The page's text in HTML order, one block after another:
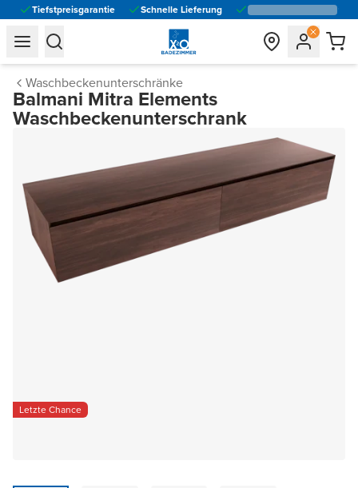
Tiefstpreisgarantie Schnelle Lieferung
general.navigation.toggle_menu.label
general.navigation.toggle_menu.label
Waschbeckenunterschränke
Balmani Mitra Elements
Waschbeckenunterschrank
Letzte Chance